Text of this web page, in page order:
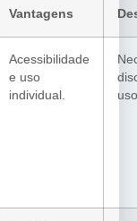
Vantagens
Acessibilidade
e uso
individual.